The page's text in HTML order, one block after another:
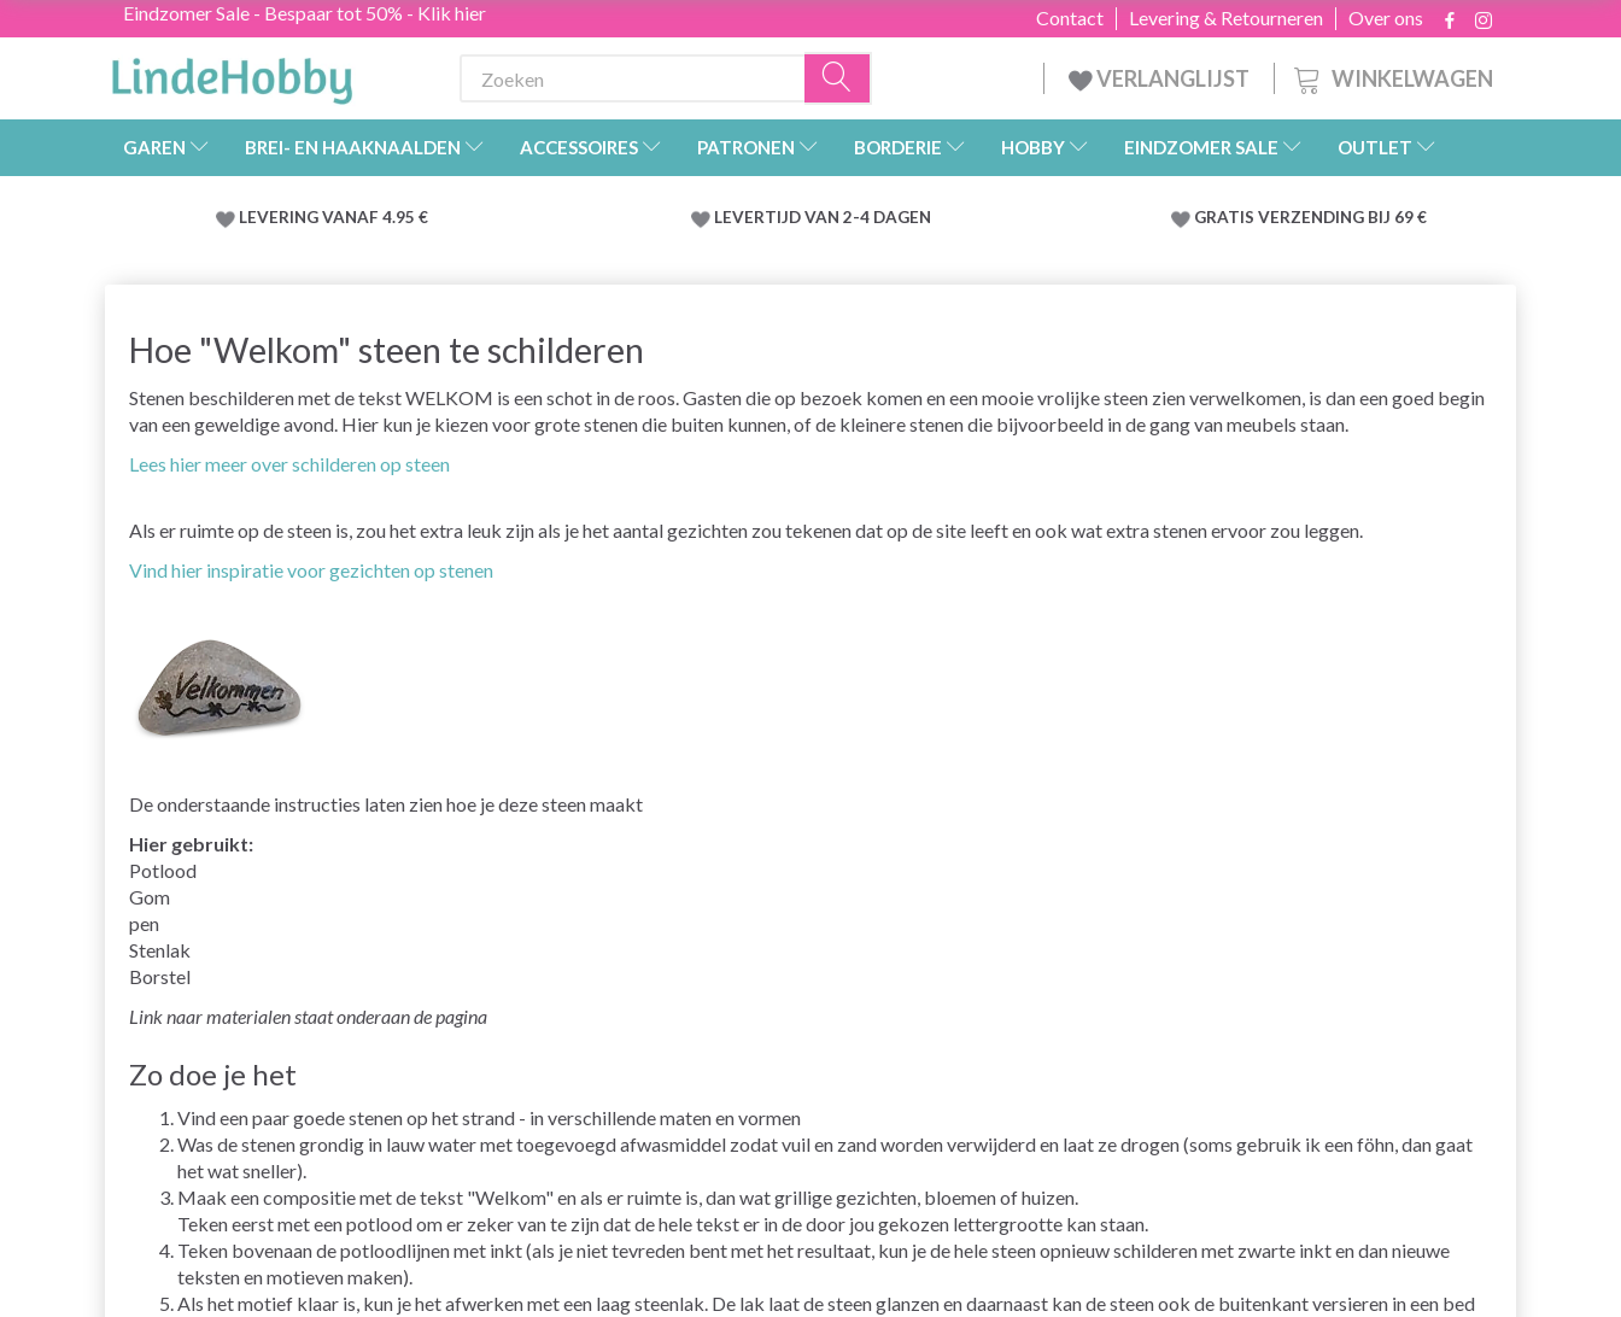
Eindzomer Sale - Bespaar tot 50% - Klik hier Over ons
Levering & Retourneren
Contact
WINKELWAGEN
VERLANGLIJST
GAREN BREI- EN HAAKNAALDEN ACCESSOIRES PATRONEN BORDERIE HOBBY EINDZOMER SALE OUTLET
LEVERING VANAF 4.95 € LEVERTIJD VAN 2-4 DAGEN GRATIS VERZENDING BIJ 69 €
Hoe "Welkom" steen te schilderen
Stenen beschilderen met de tekst WELKOM is een schot in de roos. Gasten die op bezoek komen en een mooie vrolijke steen zien verwelkomen, is dan een goed begin
van een geweldige avond. Hier kun je kiezen voor grote stenen die buiten kunnen, of de kleinere stenen die bijvoorbeeld in de gang van meubels staan.
Lees hier meer over schilderen op steen
Als er ruimte op de steen is, zou het extra leuk zijn als je het aantal gezichten zou tekenen dat op de site leeft en ook wat extra stenen ervoor zou leggen.
Vind hier inspiratie voor gezichten op stenen
De onderstaande instructies laten zien hoe je deze steen maakt
Hier gebruikt:
Potlood
Gom
pen
Stenlak
Borstel
Link naar materialen staat onderaan de pagina
Zo doe je het
Vind een paar goede stenen op het strand - in verschillende maten en vormen
Was de stenen grondig in lauw water met toegevoegd afwasmiddel zodat vuil en zand worden verwijderd en laat ze drogen (soms gebruik ik een föhn, dan gaat
het wat sneller).
Maak een compositie met de tekst "Welkom" en als er ruimte is, dan wat grillige gezichten, bloemen of huizen.
Teken eerst met een potlood om er zeker van te zijn dat de hele tekst er in de door jou gekozen lettergrootte kan staan.
Teken bovenaan de potloodlijnen met inkt (als je niet tevreden bent met het resultaat, kun je de hele steen opnieuw schilderen met zwarte inkt en dan nieuwe
teksten en motieven maken).
Als het motief klaar is, kun je het afwerken met een laag steenlak. De lak laat de steen glanzen en daarnaast kan de steen ook de buitenkant versieren in een bed